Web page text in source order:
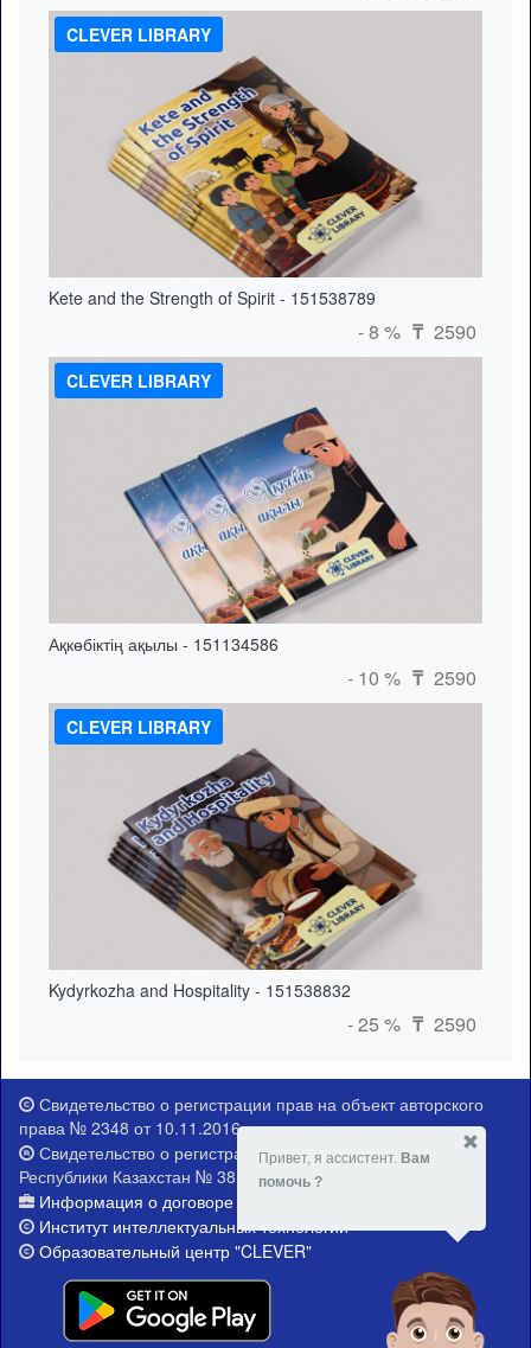
CLEVER LIBRARY
Kete and the Strength of Spirit - 151538789
- 8 % ₸ 2590
CLEVER LIBRARY
Ақкөбіктің ақылы - 151134586
- 10 % ₸ 2590
CLEVER LIBRARY
Kydyrkozha and Hospitality - 151538832
- 25 % ₸ 2590
Свидетельство о регистрации прав на объект авторского
права № 2348 от 10.11.2016 г.
Свидетельство о регистрации Министерства юстиции
Республики Казахстан № 381-Е от 21.02.2015 г.
Информация о договоре публичной оферты
Институт интеллектуальных технологий
Образовательный центр "CLEVER"
Привет, я ассистент. Вам
помочь ?